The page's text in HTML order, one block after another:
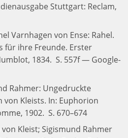
Stuttgart: Reclam,
Varnhagen von Ense: Rahel.
für ihre Freunde. Erster
1834. S. 557f— Google-
Rahmer: Ungedruckte
von Kleists. In: Euphorion
1902. S. 670–674
Kleist; Sigismund Rahmer